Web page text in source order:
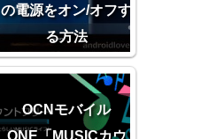
の電源をオン/オフす
る方法
OCNモバイル
ONE「MUSICカウ